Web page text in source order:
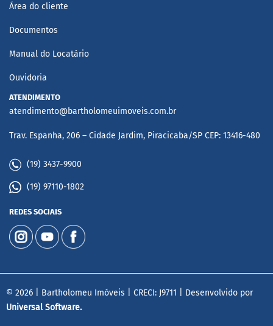
Área do cliente
Documentos
Manual do Locatário
Ouvidoria
ATENDIMENTO
atendimento@bartholomeuimoveis.com.br
Trav. Espanha, 206 – Cidade Jardim, Piracicaba/SP CEP: 13416-480
(19) 3437-9900
(19) 97110-1802
REDES SOCIAIS
© 2026 | Bartholomeu Imóveis | CRECI: J9711 | Desenvolvido por
Universal Software.